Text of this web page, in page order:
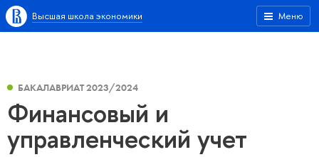
Меню
Высшая школа экономики
БАКАЛАВРИАТ 2023/2024
Финансовый и
управленческий учет